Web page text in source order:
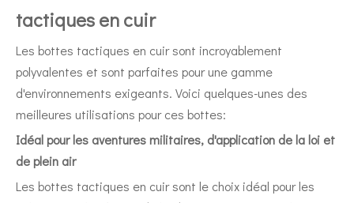
tactiques en cuir
Les bottes tactiques en cuir sont incroyablement
polyvalentes et sont parfaites pour une gamme
d'environnements exigeants. Voici quelques-unes des
meilleures utilisations pour ces bottes:
Idéal pour les aventures militaires, d'application de la loi et
de plein air
Les bottes tactiques en cuir sont le choix idéal pour les